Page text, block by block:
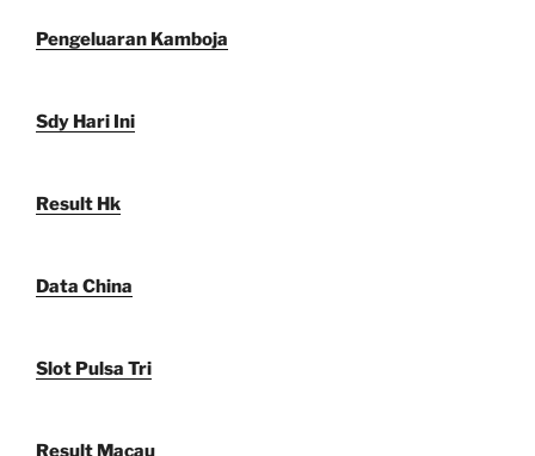
Pengeluaran Kamboja
Sdy Hari Ini
Result Hk
Data China
Slot Pulsa Tri
Result Macau